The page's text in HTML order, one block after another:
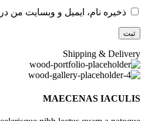
ذخیره نام، ایمیل و وبسایت من
Shipping & Delivery
MAECENAS IACULIS